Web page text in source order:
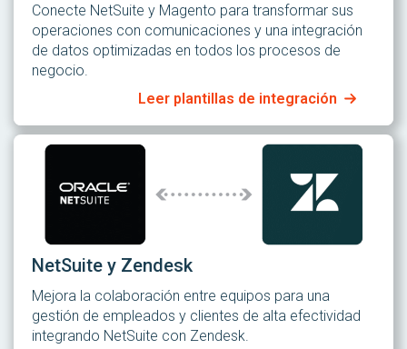
Conecte NetSuite y Magento para transformar sus
operaciones con comunicaciones y una integración
de datos optimizadas en todos los procesos de
negocio.
Leer plantillas de integración
NetSuite y Zendesk
Mejora la colaboración entre equipos para una
gestión de empleados y clientes de alta efectividad
integrando NetSuite con Zendesk.